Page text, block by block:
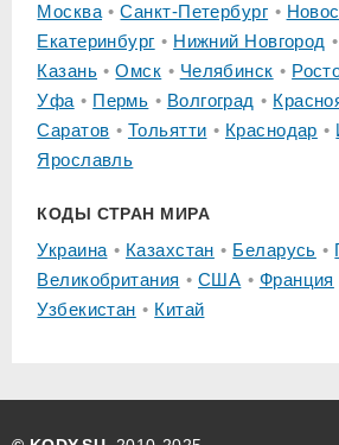
Москва Санкт-Петербург
Екатеринбург
Нижний Новгород
Казань
Омск Челябинск
Уфа
Пермь Волгоград
Саратов
Тольятти Краснодар
Ярославль
КОДЫ СТРАН МИРА
Украина Казахстан Беларусь
Великобритания
США Франция
Узбекистан
Китай